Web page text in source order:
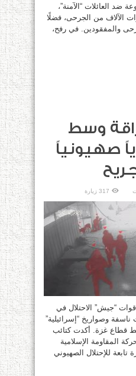
ضد العائلات “الآمنة”،
الآلاف من الجرحى، فضلًا
والمفقودين. في رفح،
وسط
جندياً صهيونياً
المغراقة
وسط
جندياً
صهيونياً
بين
قتيل
وجريح
مغلقة
317 زيارة
قوات “جيش” الاحتلال في
وصواريخ “إسرائيلية”
قطاع غزة. أكدت كتائب
المقاومة الإسلامية
للإحتلال الصهيوني